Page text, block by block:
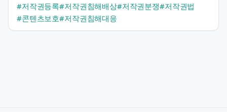
#저작권등록#저작권침해배상#저작권분쟁#저작권법
#콘텐츠보호#저작권침해대응